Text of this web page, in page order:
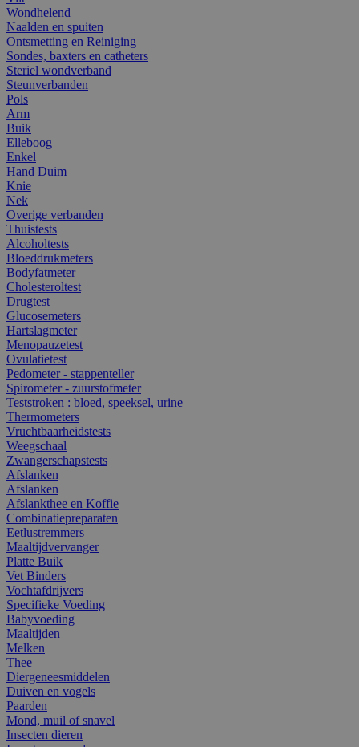
Wondhelend
Naalden en spuiten
Ontsmetting en Reiniging
Sondes, baxters en catheters
Steriel wondverband
Steunverbanden
Pols
Arm
Buik
Elleboog
Enkel
Hand Duim
Knie
Nek
Overige verbanden
Thuistests
Alcoholtests
Bloeddrukmeters
Bodyfatmeter
Cholesteroltest
Drugtest
Glucosemeters
Hartslagmeter
Menopauzetest
Ovulatietest
Pedometer - stappenteller
Spirometer - zuurstofmeter
Teststroken : bloed, speeksel, urine
Thermometers
Vruchtbaarheidstests
Weegschaal
Zwangerschapstests
Afslanken
Afslanken
Afslankthee en Koffie
Combinatiepreparaten
Eetlustremmers
Maaltijdvervanger
Platte Buik
Vet Binders
Vochtafdrijvers
Specifieke Voeding
Babyvoeding
Maaltijden
Melken
Thee
Diergeneesmiddelen
Duiven en vogels
Paarden
Mond, muil of snavel
Insecten dieren